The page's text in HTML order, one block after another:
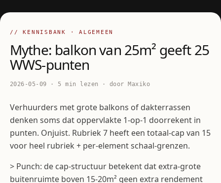
// KENNISBANK · ALGEMEEN
Mythe: balkon van 25m² geeft 25
WWS-punten
2026-05-09 · 5 min lezen · door Maxiko
Verhuurders met grote balkons of dakterrassen
denken soms dat oppervlakte 1-op-1 doorrekent in
punten. Onjuist. Rubriek 7 heeft een totaal-cap van 15
voor heel rubriek + per-element schaal-grenzen.
> Punch: de cap-structuur betekent dat extra-grote
buitenruimte boven 15-20m² geen extra rendement